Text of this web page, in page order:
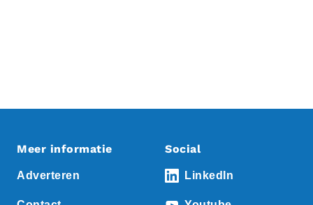
Meer informatie
Adverteren
Social
LinkedIn